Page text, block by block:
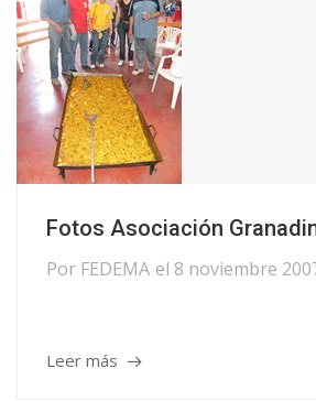
Fotos Asociación
Por FEDEMA el 8 noviembre
Leer más